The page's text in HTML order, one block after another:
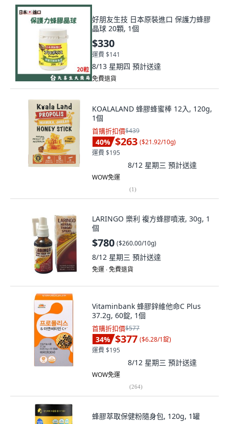
好朋友生技 日本原裝進口 保護力蜂膠
晶球 20顆, 1個
$330
運費 $141
8/13 星期四 預計送達
免費退貨
KOALALAND 蜂膠蜂蜜棒 12入, 120g,
1個
首購折扣價$439
40% $263 ($21.92/10g)
運費 $195
8/12 星期三 預計送達
WOW免運
(1)
LARINGO 樂利 複方蜂膠噴液, 30g, 1
個
$780 ($260.00/10g)
8/12 星期三 預計送達
免運 ∙ 免費退貨
Vitaminbank 蜂膠鋅維他命C Plus
37.2g, 60錠, 1個
首購折扣價$577
34% $377 ($6.28/1錠)
運費 $195
8/12 星期三 預計送達
WOW免運
(264)
蜂膠萃取保健粉隨身包, 120g, 1罐